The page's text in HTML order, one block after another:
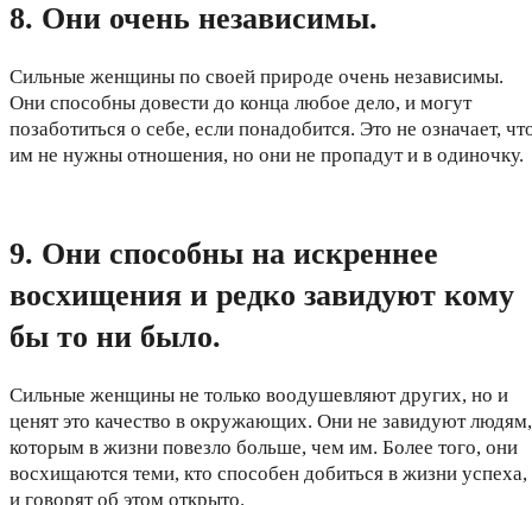
8. Они очень независимы.
Сильные женщины по своей природе очень независимы.
Они способны довести до конца любое дело, и могут
позаботиться о себе, если понадобится. Это не означает,
им не нужны отношения, но они не пропадут и в одиночку.
9. Они способны на искреннее
восхищения и редко завидуют кому
бы то ни было.
Сильные женщины не только воодушевляют других, но и
ценят это качество в окружающих. Они не завидуют людям,
которым в жизни повезло больше, чем им. Более того, они
восхищаются теми, кто способен добиться в жизни успеха,
и говорят об этом открыто.